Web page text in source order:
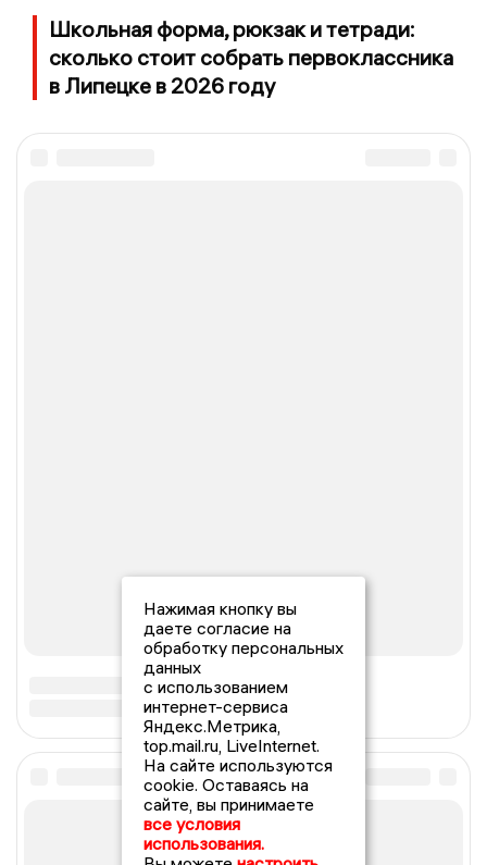
Школьная форма, рюкзак и тетради:
сколько стоит собрать первоклассника
в Липецке в 2026 году
Нажимая кнопку вы
даете согласие на
обработку персональных
данных
с использованием
интернет-сервиса
Яндекс.Метрика,
top.mail.ru, LiveInternet.
На сайте используются
cookie. Оставаясь на
сайте, вы принимаете
все условия
использования.